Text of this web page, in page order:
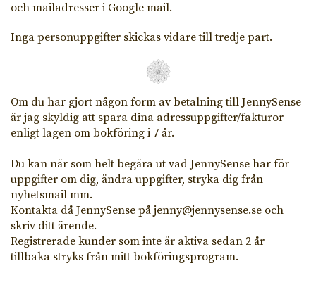
och mailadresser i Google mail.
Inga personuppgifter skickas vidare till tredje part.
Om du har gjort någon form av betalning till JennySense
är jag skyldig att spara dina adressuppgifter/fakturor
enligt lagen om bokföring i 7 år.
Du kan när som helt begära ut vad JennySense har för
uppgifter om dig, ändra uppgifter, stryka dig från
nyhetsmail mm.
Kontakta då JennySense på jenny@jennysense.se och
skriv ditt ärende.
Registrerade kunder som inte är aktiva sedan 2 år
tillbaka stryks från mitt bokföringsprogram.